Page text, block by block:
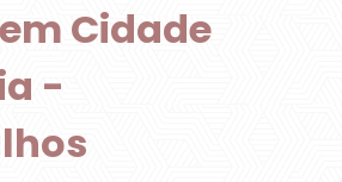
Cidade
-